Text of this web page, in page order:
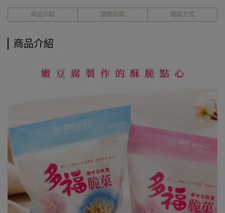
商品介紹 規格說明 運送方式
商品介紹